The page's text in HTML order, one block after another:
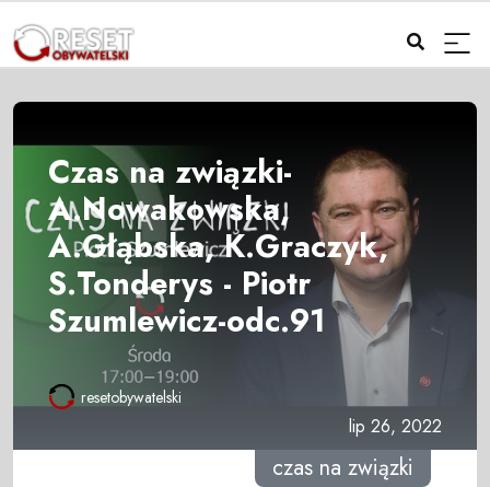
Czas na związki-
A.Nowakowska,
A.Głąbska, K.Graczyk,
S.Tonderys - Piotr
Szumlewicz-odc.91
resetobywatelski
lip 26, 2022
czas na związki